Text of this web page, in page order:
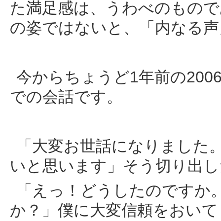
た満足感は、うわべのもの
の姿ではないと、「内なる
今からちょうど1年前の
での会話です。
「大変お世話になりまし
いと思います」そう切り出
「えっ！どうしたのです
か？」僕に大変信頼をおい